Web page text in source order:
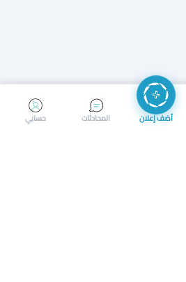
إجراء مكالمة
حسابي المحادثات أضف إعلان